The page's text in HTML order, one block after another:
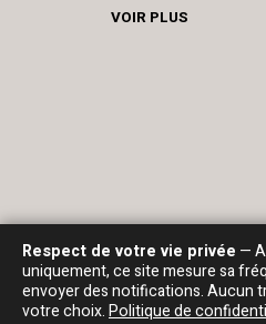
VOIR PLUS
Respect de votre vie privée —
uniquement, ce site mesure sa
envoyer des notifications. Aucun
votre choix.Politique de